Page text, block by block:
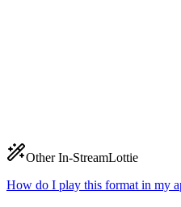
Other In-StreamLottie
How do I play this format in my